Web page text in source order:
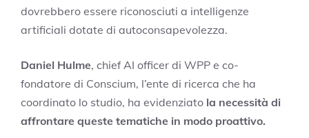
dovrebbero essere riconosciuti a intelligenze
artificiali dotate di autoconsapevolezza.
Daniel Hulme, chief AI officer di WPP e co-
fondatore di Conscium, l’ente di ricerca che ha
coordinato lo studio, ha evidenziato la necessità di
affrontare queste tematiche in modo proattivo.